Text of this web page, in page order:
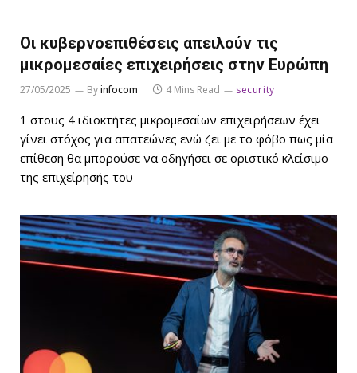
Οι κυβερνοεπιθέσεις απειλούν τις
μικρομεσαίες επιχειρήσεις στην Ευρώπη
27/05/2025 Byinfocom 4 Mins Read security
1 στους 4 ιδιοκτήτες μικρομεσαίων επιχειρήσεων έχει
γίνει στόχος για απατεώνες ενώ ζει με το φόβο πως μία
επίθεση θα μπορούσε να οδηγήσει σε οριστικό κλείσιμο
της επιχείρησής του